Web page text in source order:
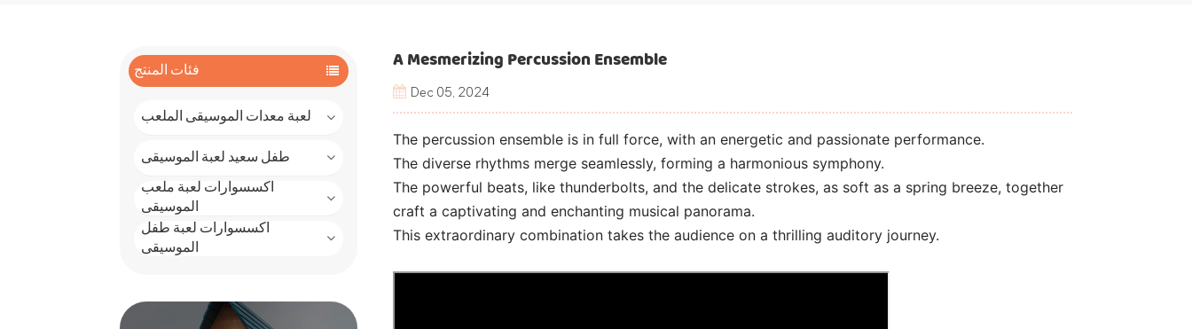
فئات المنتج
لعبة معدات الموسيقى الملعب
طفل سعيد لعبة الموسيقى
اكسسوارات لعبة ملعب
الموسيقى
اكسسوارات لعبة طفل
الموسيقى
A Mesmerizing Percussion Ensemble
Dec 05, 2024
The percussion ensemble is in full force, with an energetic and passionate performance.
The diverse rhythms merge seamlessly, forming a harmonious symphony.
The powerful beats, like thunderbolts, and the delicate strokes, as soft as a spring breeze, together
craft a captivating and enchanting musical panorama.
This extraordinary combination takes the audience on a thrilling auditory journey.